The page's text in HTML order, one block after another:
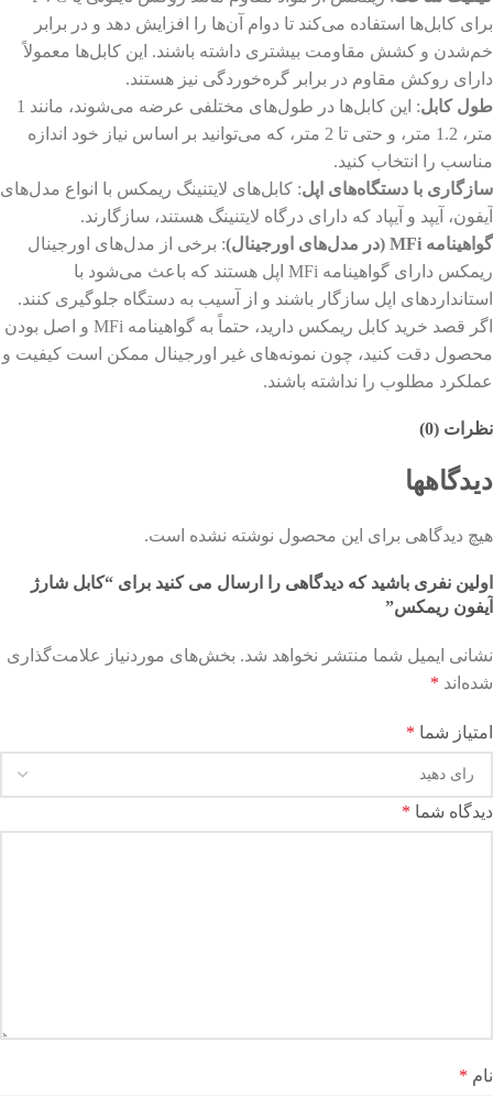
برای کابل‌ها استفاده می‌کند تا دوام آن‌ها را افزایش دهد و در برابر
خم‌شدن و کشش مقاومت بیشتری داشته باشند. این کابل‌ها معمولاً
دارای روکش مقاوم در برابر گره‌خوردگی نیز هستند.
طول کابل
: این کابل‌ها در طول‌های مختلفی عرضه می‌شوند، مانند 1
متر، 1.2 متر، و حتی تا 2 متر، که می‌توانید بر اساس نیاز خود اندازه
مناسب را انتخاب کنید.
سازگاری با دستگاه‌های اپل: کابل‌های لایتنینگ ریمکس با انواع مدل‌های
آیفون، آیپد و آیپاد که دارای درگاه لایتنینگ هستند، سازگارند.
گواهینامه MFi (در مدل‌های اورجینال)
: برخی از مدل‌های اورجینال
ریمکس دارای گواهینامه MFi اپل هستند که باعث می‌شود با
استانداردهای اپل سازگار باشند و از آسیب به دستگاه جلوگیری کنند.
اگر قصد خرید کابل ریمکس دارید، حتماً به گواهینامه MFi و اصل بودن
محصول دقت کنید، چون نمونه‌های غیر اورجینال ممکن است کیفیت و
عملکرد مطلوب را نداشته باشند.
نظرات (0)
دیدگاهها
هیچ دیدگاهی برای این محصول نوشته نشده است.
اولین نفری باشید که دیدگاهی را ارسال می کنید برای “کابل شارژ
آیفون ریمکس”
نشانی ایمیل شما منتشر نخواهد شد. بخش‌های موردنیاز علامت‌گذاری
شده‌اند *
امتیاز شما *
دیدگاه شما *
نام *